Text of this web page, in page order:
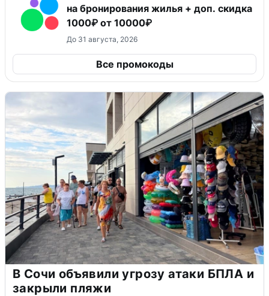
на бронирования жилья + доп. скидка
1000₽ от 10000₽
До 31 августа, 2026
Все промокоды
В Сочи объявили угрозу атаки БПЛА и
закрыли пляжи